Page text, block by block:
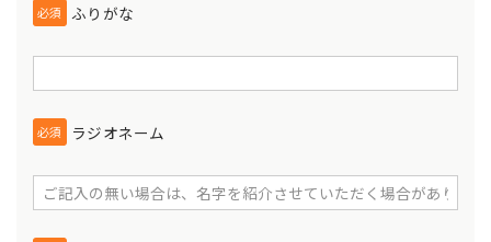
必須 ふりがな
必須 ラジオネーム